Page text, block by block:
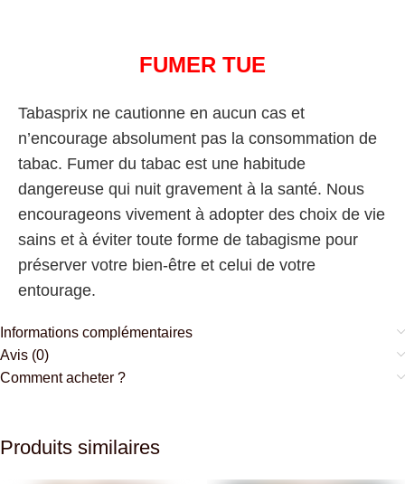
FUMER TUE
Tabasprix ne cautionne en aucun cas et
n’encourage absolument pas la consommation de
tabac. Fumer du tabac est une habitude
dangereuse qui nuit gravement à la santé. Nous
encourageons vivement à adopter des choix de vie
sains et à éviter toute forme de tabagisme pour
préserver votre bien-être et celui de votre
entourage.
Informations complémentaires
Avis (0)
Comment acheter ?
Produits similaires